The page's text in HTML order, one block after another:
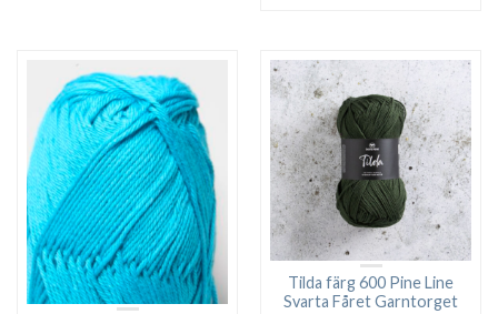
Tilda färg 600 Pine Line
Svarta Fåret Garntorget